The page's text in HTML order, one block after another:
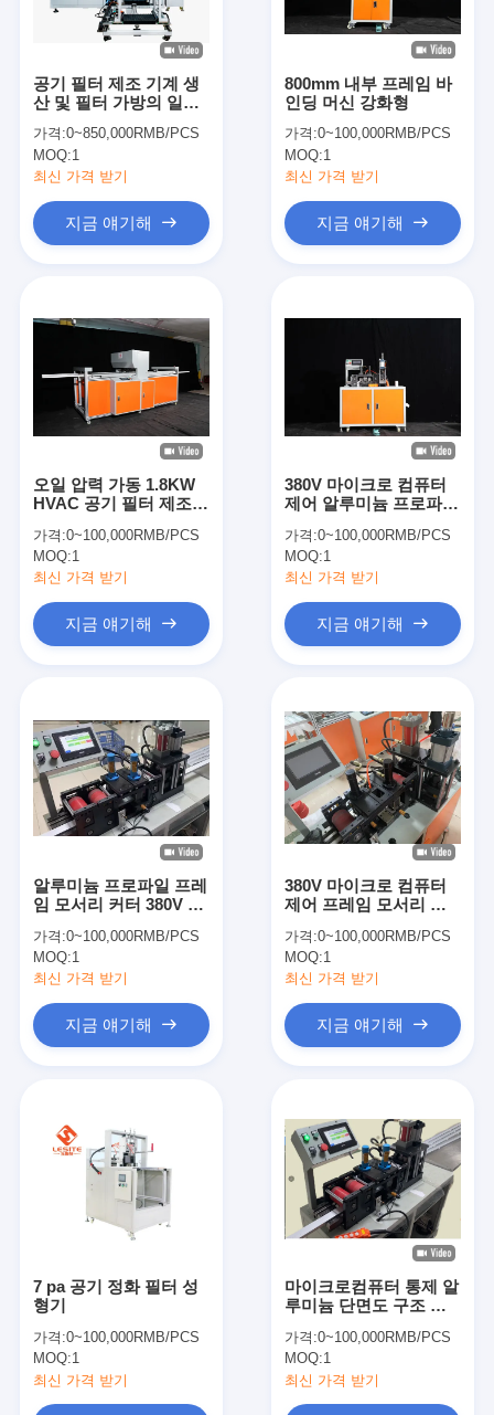
우리 에 관한 것
품질 관리
저희와 연락
뉴스
공기 정화 필터 성형기
공기 정화 필터 제조기
포켓 필터 성형기
자동리벳기계
세미 자동리벳기계
프레임 용접공
알루미늄 백 필터
먼지 주머니 여과기
종이 접기 구부림 기계
초음파 바느질 기계
공기 필터 프레임 만드는 기계
공기 필터 제조 기계 생
산 및 필터 가방의 일관
베팅 솔루션을 제공합니
다
가격:0~850,000RMB/PCS
MOQ:1
최신 가격 받기
지금 얘기해
800mm 내부 프레임 바
인딩 머신 강화형
가격:0~100,000RMB/PCS
MOQ:1
최신 가격 받기
지금 얘기해
오일 압력 가동 1.8KW
HVAC 공기 필터 제조
가격:0~100,000RMB/PCS
MOQ:1
최신 가격 받기
지금 얘기해
380V 마이크로 컴퓨터
제어 알루미늄 프로파일
가격:0~100,000RMB/PCS
MOQ:1
최신 가격 받기
지금 얘기해
알루미늄 프로파일 프레
임 모서리 커터 380V 마
가격:0~100,000RMB/PCS
MOQ:1
최신 가격 받기
지금 얘기해
380V 마이크로 컴퓨터
제어 프레임 모서리 커
T7-T50
가격:0~100,000RMB/PCS
MOQ:1
최신 가격 받기
지금 얘기해
7 pa 공기 정화 필터 성
형기
가격:0~100,000RMB/PCS
MOQ:1
최신 가격 받기
마이크로컴퓨터 통제 알
루미늄 단면도 구조 코
가격:0~100,000RMB/PCS
MOQ:1
최신 가격 받기